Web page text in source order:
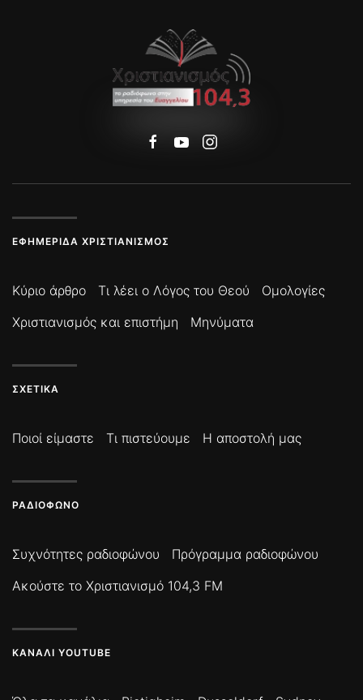
ΕΦΗΜΕΡΊΔΑ ΧΡΙΣΤΙΑΝΙΣΜΌΣ
Κύριο άρθρο Τι λέει ο Λόγος του Θεού
Ομολογίες
Χριστιανισμός και επιστήμη
Μηνύματα
ΣΧΕΤΙΚΆ
Ποιοί είμαστε Τι πιστεύουμε Η αποστολή μας
ΡΑΔΙΌΦΩΝΟ
Συχνότητες ραδιοφώνου
Πρόγραμμα ραδιοφώνου
Ακούστε το Χριστιανισμό 104,3 FM
ΚΑΝΆΛΙ YOUTUBE